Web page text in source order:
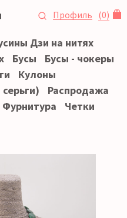
Профиль (0)
Дзи на нитях
Бусы
Бусы - чокеры
Кулоны
Распродажа
Фурнитура Четки